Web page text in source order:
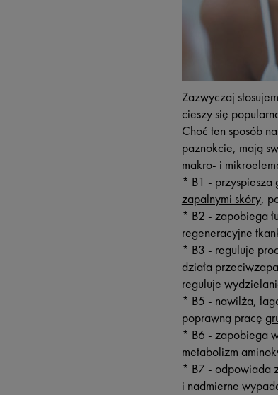
Zazwyczaj
cieszy się
Choć ten sposób
paznokcie, mają
makro- i
* B1 - przyspiesza
zapalnymi skóry,
* B2 - zapobiega
regeneracyjne
* B3 - reguluje
działa
reguluje
* B5 - nawilża,
poprawną pracę
* B6 - zapobiega
metabolizm
* B7 - odpowiada
i nadmierne